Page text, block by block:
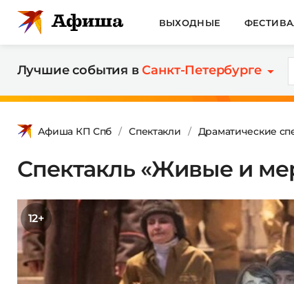
ВЫХОДНЫЕ
Лучшие события вСанкт-Петербурге
Афиша КП Спб Спектакли Драматические
Спектакль «‎Живые и
12+